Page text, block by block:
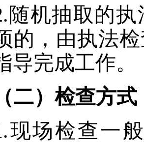
随机抽取的
的，由执法
导完成工作。
（二）检查方式
现场检查一